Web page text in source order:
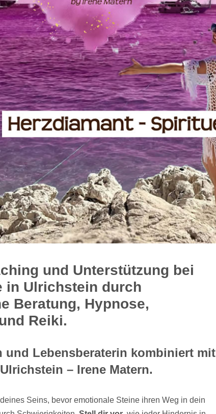
und Unterstützung bei
in Ulrichstein durch
Beratung, Hypnose,
Reiki.
und Lebensberaterin kombiniert mit
– Irene Matern.
Seins, bevor emotionale Steine ihren Weg in dein